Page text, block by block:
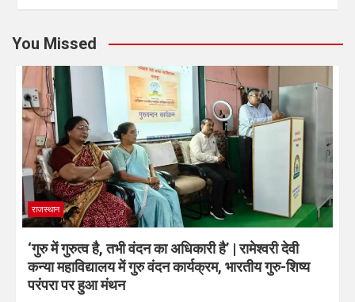
You Missed
राजस्थान
‘गुरु में गुरुत्व है, तभी वंदन का अधिकारी है’ | रामेश्वरी देवी
कन्या महाविद्यालय में गुरु वंदन कार्यक्रम, भारतीय गुरु-शिष्य
परंपरा पर हुआ मंथन